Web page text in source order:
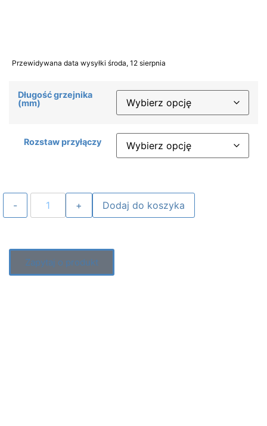
Przewidywana data wysyłki środa, 12 sierpnia
Długość grzejnika
(mm)
Rozstaw przyłączy
Dodaj do koszyka
Zapytaj o produkt